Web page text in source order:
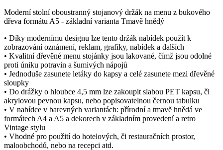
Moderní stolní oboustranný stojanový držák na menu z bukového
dřeva formátu A5 - základní varianta Tmavě hnědý
• Díky modernímu designu lze tento držák nabídek použít k
zobrazování oznámení, reklam, grafiky, nabídek a dalších
• Kvalitní dřevěné menu stojánky jsou lakované, čímž jsou odolné
proti úniku potravin a šumivých nápojů
• Jednoduše zasunete letáky do kapsy a celé zasunete mezi dřevěné
sloupky
• Do drážky o hloubce 4,5 mm lze zakoupit slabou PET kapsu, či
akrylovou pevnou kapsu, nebo popisovatelnou černou tabulku
• V nabídce v barevných variantách: přírodní a tmavě hnědá ve
formátech A4 a A5 a dekorech v základním provedení a retro
Vintage stylu
• Vhodné pro použití do hotelových, či restauračních prostor,
maloobchodů, nebo na recepci atd.